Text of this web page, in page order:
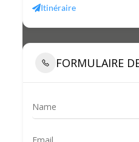
Itinéraire
FORMULAIRE